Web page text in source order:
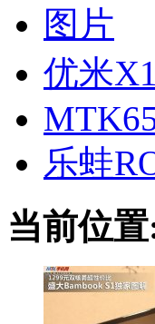
图片
优米X1
乐蛙
当前位